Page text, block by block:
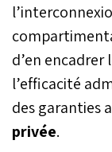
d’en encadrer
l’efficacité
des garanties
privée.